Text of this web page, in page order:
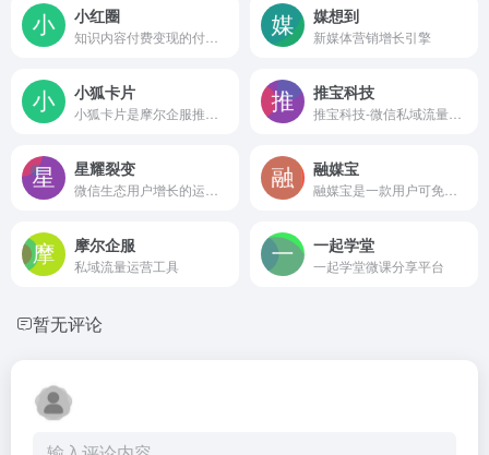
小红圈 媒想到
新媒体营销增长引擎
小狐卡片 推宝科技
星耀裂变 融媒宝
摩尔企服
私域流量运营工具
一起学堂
一起学堂微课分享平台
暂无评论